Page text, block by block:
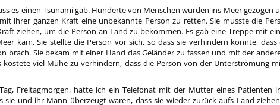
es einen Tsunami gab. Hunderte von Menschen wurden ins Meer gezogen
ihrer ganzen Kraft eine unbekannte Person zu retten. Sie musste die
ziehen, um die Person an Land zu bekommen. Es gab eine Treppe mit
kam. Sie stellte die Person vor sich, so dass sie verhindern konnte, dass
brach. Sie bekam mit einer Hand das Geländer zu fassen und mit der
kostete viel Mühe zu verhindern, dass die Person von der Unterströmung
Freitagmorgen, hatte ich ein Telefonat mit der Mutter eines Patienten
sie und ihr Mann überzeugt waren, dass sie wieder zurück aufs Land